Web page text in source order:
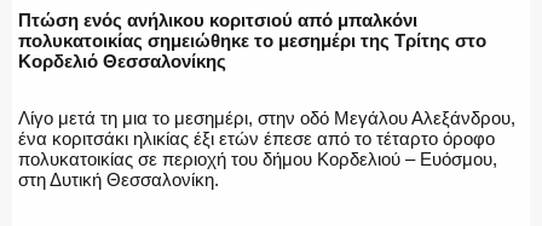
ΠΥΡΟΣΒΕΣΤΙΚΗ
ΛΙΜΕΝΙΚΟ
Πτώση ενός ανήλικου κοριτσιού από μπαλκόνι
πολυκατοικίας σημειώθηκε το μεσημέρι της Τρίτης στο
Κορδελιό Θεσσαλονίκης
Λίγο μετά τη μια το μεσημέρι, στην οδό Μεγάλου Αλεξάνδρου,
ένα κοριτσάκι ηλικίας έξι ετών έπεσε από το τέταρτο όροφο
πολυκατοικίας σε περιοχή του δήμου Κορδελιού – Ευόσμου,
στη Δυτική Θεσσαλονίκη.